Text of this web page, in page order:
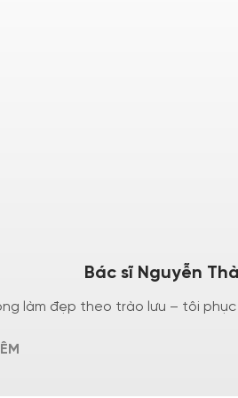
Bác sĩ Nguyễn
làm đẹp theo trào lưu – tôi